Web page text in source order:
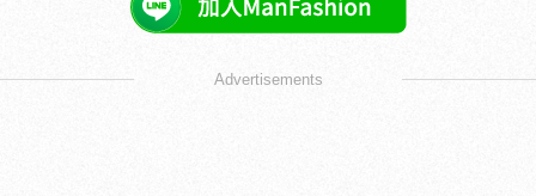
Advertisements